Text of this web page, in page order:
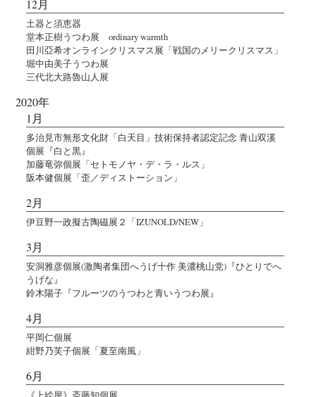
12月
土器と須恵器
堂本正樹うつわ展 ordinary warmth
田川亞希オンラインクリスマス展「戦国のメリークリスマス」
堀中由美子うつわ展
三代北大路魯山人展
2020年
1月
多治見市無形文化財「白天目」技術保持者認定記念 青山双溪
個展『白と黒』
加藤竜弥個展「セトモノヤ・デ・ラ・ルス」
阪本健個展「歪／ディストーション」
2月
伊豆野一政擬古陶磁展２「IZUNOLD/NEW」
3月
安洞雅彦個展(激陶者集団へうげ十作 美濃桃山党)『ひとりでへ
うげな』
鈴木陽子『フルーツのうつわと青いうつわ展』
4月
平岡仁個展
紺野乃芙子個展「夏至南風」
6月